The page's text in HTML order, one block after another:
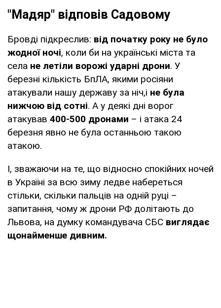
"Мадяр" відповів Садовому
Бровді підкреслив: від початку року не було
жодної ночі, коли би на українські міста та
села не летіли ворожі ударні дрони. У
березні кількість БпЛА, якими росіяни
атакували нашу державу за ніч,і не була
нижчою від сотні. А у деякі дні ворог
атакував 400-500 дронами – і атака 24
березня явно не була останньою такою
атакою.
І, зважаючи на те, що відносно спокійних ночей
в Україні за всю зиму ледве набереться
стільки, скільки пальців на одній руці –
запитання, чому ж дрони РФ долітають до
Львова, на думку командувача СБС виглядає
щонайменше дивним.